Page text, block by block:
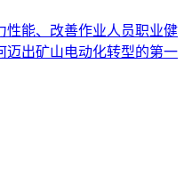
性能、改善作业人员职业健
迈出矿山电动化转型的第一